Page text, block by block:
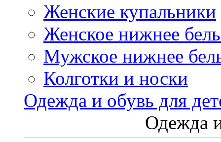
Женские купальники
Женское нижнее
Мужское нижнее
Колготки и носки
Одежда и обувь для
Одежда